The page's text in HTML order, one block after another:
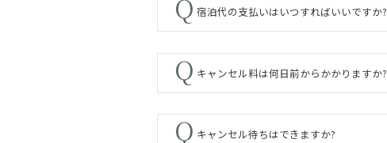
宿泊代の支払いはいつすればいいですか?
キャンセル料は何日前からかかりますか?
キャンセル待ちはできますか?